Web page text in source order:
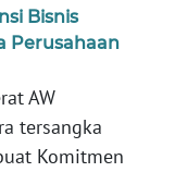
Bisnis
Perusahaan
AW
tersangka
Komitmen